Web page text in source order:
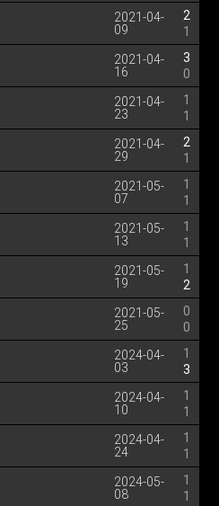
2021-04-
09
2
1
2021-04-
16
3
0
2021-04-
23
1
1
2021-04-
29
2
1
2021-05-
07
1
1
2021-05-
13
1
1
2021-05-
19
1
2
2021-05-
25
0
0
2024-04-
03
1
3
2024-04-
10
1
1
2024-04-
24
1
1
2024-05-
08
1
1